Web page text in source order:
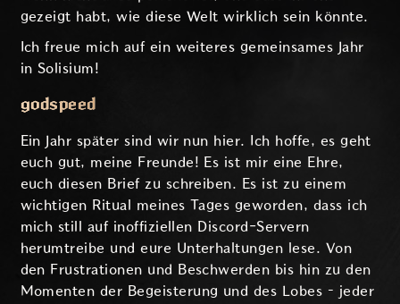
gezeigt habt, wie diese Welt wirklich sein könnte.
Ich freue mich auf ein weiteres gemeinsames Jahr
in Solisium!
godspeed
Ein Jahr später sind wir nun hier. Ich hoffe, es geht
euch gut, meine Freunde! Es ist mir eine Ehre,
euch diesen Brief zu schreiben. Es ist zu einem
wichtigen Ritual meines Tages geworden, dass ich
mich still auf inoffiziellen Discord-Servern
herumtreibe und eure Unterhaltungen lese. Von
den Frustrationen und Beschwerden bis hin zu den
Momenten der Begeisterung und des Lobes – jeder